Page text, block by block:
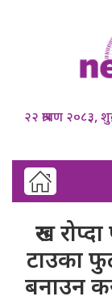
२२ श्रावण
रुख
टाउका
बनाउन